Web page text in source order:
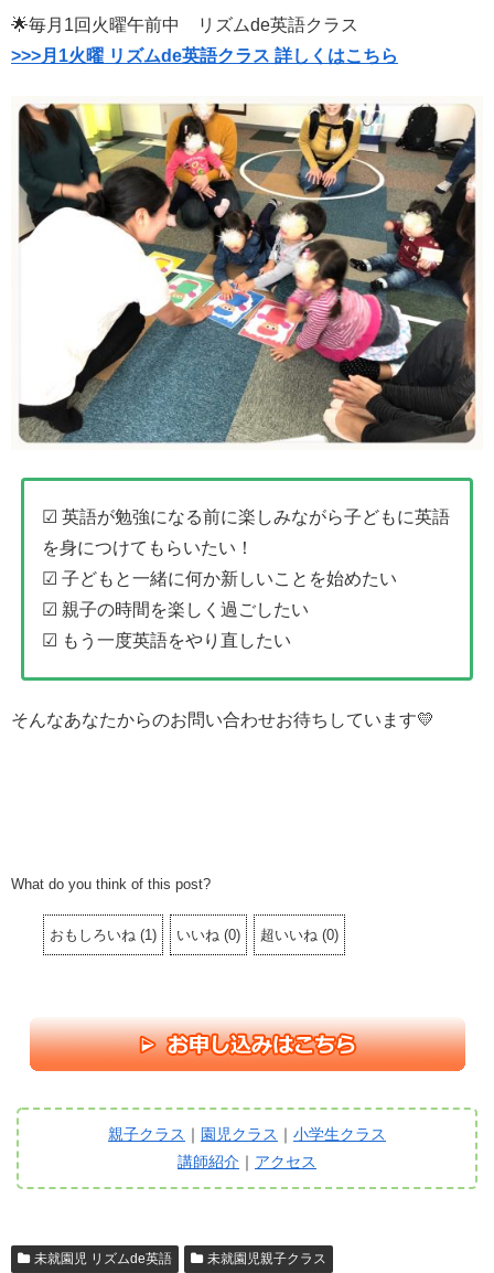
🌟毎月1回火曜午前中 リズムde英語クラス
>>>月1火曜 リズムde英語クラス 詳しくはこちら
☑ 英語が勉強になる前に楽しみながら子どもに英語
を身につけてもらいたい！
☑ 子どもと一緒に何か新しいことを始めたい
☑ 親子の時間を楽しく過ごしたい
☑ もう一度英語をやり直したい
そんなあなたからのお問い合わせお待ちしています💛
What do you think of this post?
おもしろいね (1) いいね (0) 超いいね (0)
親子クラス ｜ 園児クラス ｜ 小学生クラス
講師紹介 ｜ アクセス
未就園児 リズムde英語 未就園児親子クラス